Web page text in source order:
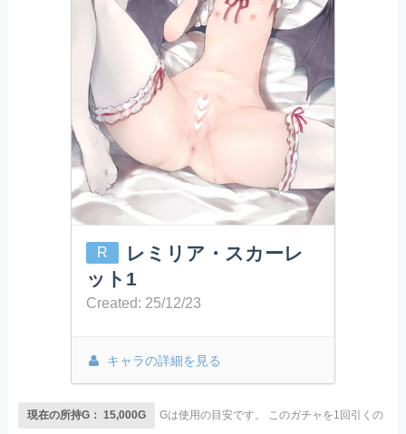
R
レミリア・スカーレ
ット1
Created: 25/12/23
キャラの詳細を見る
現在の所持G： 15,000G Gは使用の目安です。 このガチャを1回引くの